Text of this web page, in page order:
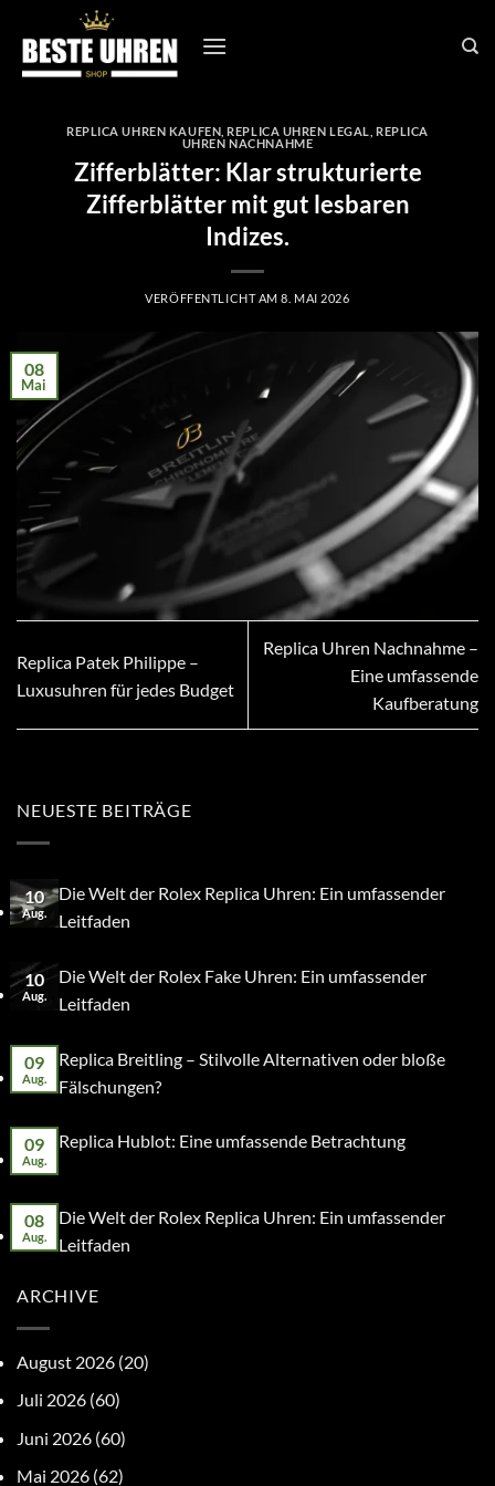
Inhalt
springen
REPLICA UHREN KAUFEN ,REPLICA UHREN LEGAL ,REPLICA
UHREN NACHNAHME
Zifferblätter: Klar strukturierte
Zifferblätter mit gut lesbaren
Indizes.
VERÖFFENTLICHT AM8. MAI 2026
08
Mai
Replica Patek Philippe –
Luxusuhren für jedes Budget
Replica Uhren Nachnahme –
Eine umfassende
Kaufberatung
NEUESTE BEITRÄGE
10
Aug.
Die Welt der Rolex Replica Uhren: Ein umfassender
Leitfaden
10
Aug.
Die Welt der Rolex Fake Uhren: Ein umfassender
Leitfaden
09
Aug.
Replica Breitling – Stilvolle Alternativen oder bloße
Fälschungen?
09
Aug.
Replica Hublot: Eine umfassende Betrachtung
08
Aug.
Die Welt der Rolex Replica Uhren: Ein umfassender
Leitfaden
ARCHIVE
August 2026 (20)
Juli 2026 (60)
Juni 2026 (60)
Mai 2026 (62)